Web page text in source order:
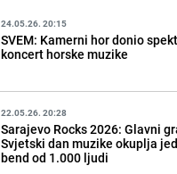
24.05.26. 20:15
SVEM: Kamerni hor donio
koncert horske muzike
22.05.26. 20:28
Sarajevo Rocks 2026: Glavni
Svjetski dan muzike okuplja
bend od 1.000 ljudi